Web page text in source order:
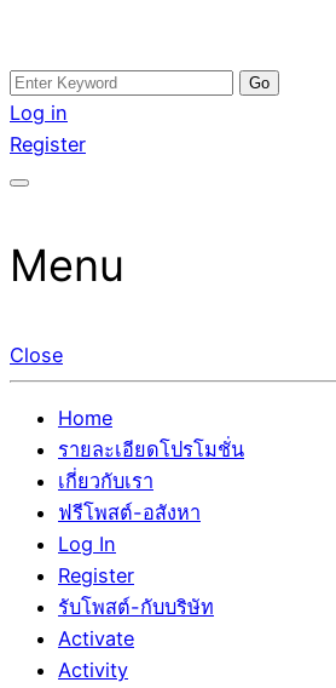
Skip
to
content
อสังหาโพสต์ รีวิวเยอะ รับจ้างโพสต์ขา
หา แตกต่างอย่างตั้งใจ รับรองผล อันดั
กับทีมงานบริษัท บ้าน ที่ดิน คอนโด ติด
รับจ้างโพสอสังหา ขายบ้าน อสังหาโพส
โพสต์ ที่ดิน กับทีมงานบริษัท ถูกและดี
ขายได้จริงๆ ช่วยสร้างโอกาสในการข
Search
for:
Log in
Register
Menu
Close
Home
รายละเอียดโปรโมชั่น
เกี่ยวกับเรา
ฟรีโพสต์-อสังหา
Log In
Register
รับโพสต์-กับบริษัท
Activate
Activity